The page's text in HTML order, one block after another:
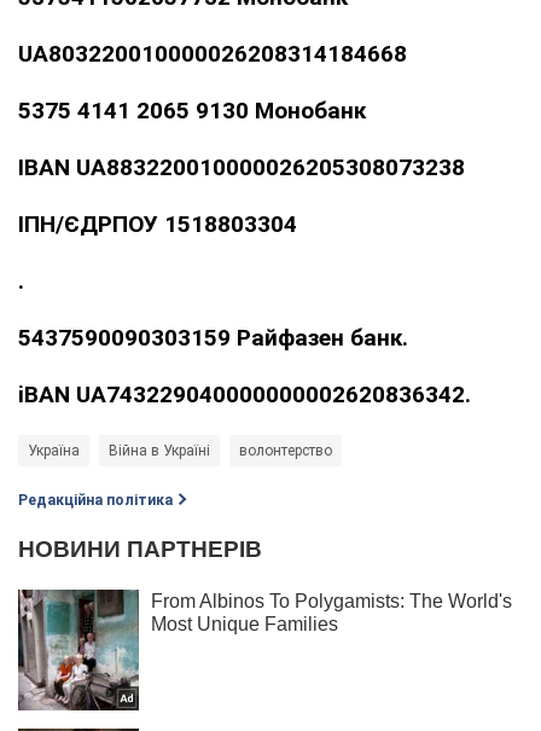
UA803220010000026208314184668
5375 4141 2065 9130 Монобанк
IBAN UA883220010000026205308073238
ІПН/ЄДРПОУ 1518803304
.
5437590090303159 Райфазен банк.
iBAN UA743229040000000002620836342.
Україна Війна в Україні волонтерство
Редакційна політика